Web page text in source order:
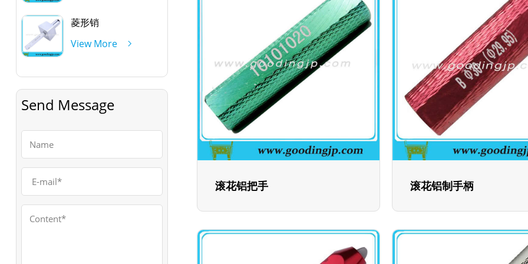
菱形销
View More
Send Message
滚花铝把手 滚花铝制手柄